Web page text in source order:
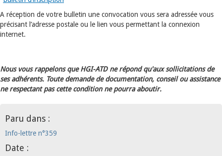
A réception de votre bulletin une convocation vous sera adressée vous
précisant l’adresse postale ou le lien vous permettant la connexion
internet.
Nous vous rappelons que HGI-ATD ne répond qu'aux sollicitations de
ses adhérents. Toute demande de documentation, conseil ou assistance
ne respectant pas cette condition ne pourra aboutir.
Paru dans :
Info-lettre n°359
Date :